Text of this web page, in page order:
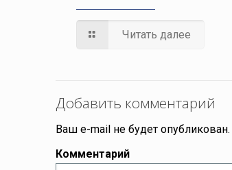
Читать далее
Добавить комментарий
Ваш e-mail не будет опубликован.
Комментарий